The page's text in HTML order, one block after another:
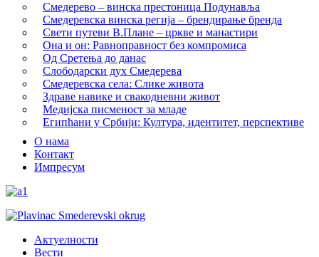
Смедерево – винска престоница Подунавља
Смедеревска винска регија – брендирање бренда
Свети путеви В.Плане – цркве и манастири
Она и он: Равноправност без компромиса
Од Сретења до данас
Слободарски дух Смедерева
Смедеревска села: Слике живота
Здраве навике и свакодневни живот
Медијска писменост за младе
Египћани у Србији: Култура, идентитет, перспективе
О нама
Контакт
Импресум
Актуелности
Вести